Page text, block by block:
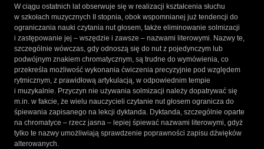
W ciągu ostatnich lat obserwuje się w realizacji kształcenia słuchu
w szkołach muzycznych II stopnia, obok wspomnianej już tendencji do
ograniczania nauki czytania nut głosem, także eliminowanie solmizacji
i zastępowanie jej – wszędzie i zawsze – nazwami literowymi. Nazwy te,
szczególnie wówczas, gdy odnoszą się do nut z pojedynczym lub
podwójnym znakiem chromatycznym, są trudne do wymówienia, co
przekreśla możliwość wykonania ćwiczenia precyzyjnie pod względem
rytmicznym, z prawidłową artykulacją, w odpowiednim tempie
i muzykalnie. Przyczyn nie używania solmizacji należy dopatrywać się
m.in. w fakcie, że wielu nauczycieli czytanie nut głosem ogranicza do
śpiewania zapisanego na lekcji dyktanda. Dyktanda, szczególnie oparte
na chromatyce – rzecz jasna – lepiej śpiewać nazwami literowymi, gdyż
tylko te nazwy umożliwiają sprawdzenie poprawności zapisu dźwięków
alterowanych.